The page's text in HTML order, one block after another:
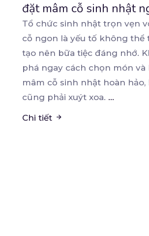
đặt mâm cỗ sinh nhật
Tổ chức sinh nhật trọn vẹn
cỗ ngon là yếu tố không thể
tạo nên bữa tiệc đáng nhớ.
phá ngay cách chọn món và
mâm cỗ sinh nhật hoàn hảo,
cũng phải xuýt xoa. ...
Chi tiết